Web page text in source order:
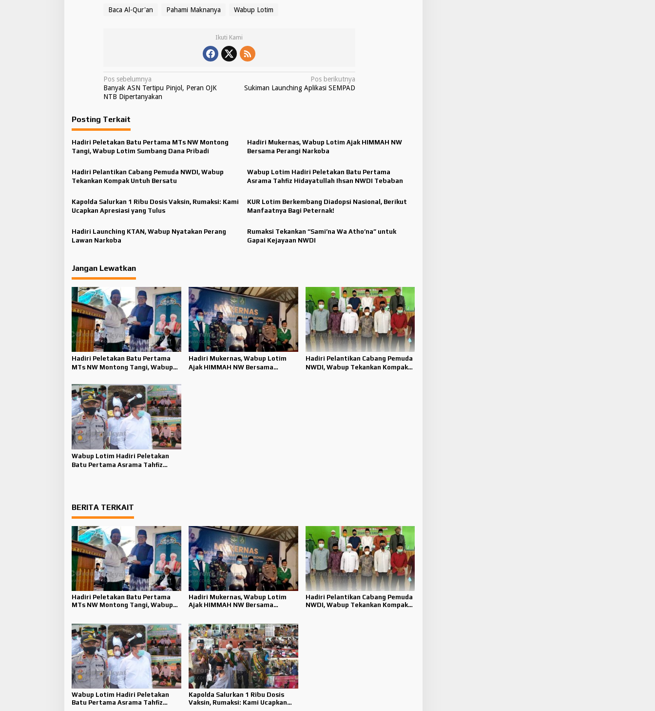
Baca Al-Qur'an Pahami Maknanya Wabup Lotim
Ikuti Kami
N
a
i
a
i
o
s
Pos sebelumnya
Banyak ASN Tertipu Pinjol, Peran OJK
NTB Dipertanyakan
Pos berikutnya
Sukiman Launching Aplikasi SEMPAD
Posting Terkait
Hadiri Peletakan Batu Pertama MTs NW Montong
Tangi, Wabup Lotim Sumbang Dana Pribadi
Hadiri Mukernas, Wabup Lotim Ajak HIMMAH NW
Bersama Perangi Narkoba
Hadiri Pelantikan Cabang Pemuda NWDI, Wabup
Tekankan Kompak Untuh Bersatu
Wabup Lotim Hadiri Peletakan Batu Pertama
Asrama Tahfiz Hidayatullah Ihsan NWDI Tebaban
Kapolda Salurkan 1 Ribu Dosis Vaksin, Rumaksi: Kami
Ucapkan Apresiasi yang Tulus
KUR Lotim Berkembang Diadopsi Nasional, Berikut
Manfaatnya Bagi Peternak!
Hadiri Launching KTAN, Wabup Nyatakan Perang
Lawan Narkoba
Rumaksi Tekankan “Sami’na Wa Atho’na” untuk
Gapai Kejayaan NWDI
Jangan Lewatkan
Hadiri Peletakan Batu Pertama
MTs NW Montong Tangi, Wabup
Hadiri Mukernas, Wabup Lotim
Ajak HIMMAH NW Bersama
Hadiri Pelantikan Cabang Pemuda
NWDI, Wabup Tekankan Kompak
Wabup Lotim Hadiri Peletakan
Batu Pertama Asrama Tahfiz
BERITA TERKAIT
Hadiri Peletakan Batu Pertama
MTs NW Montong Tangi, Wabup
Hadiri Mukernas, Wabup Lotim
Ajak HIMMAH NW Bersama
Hadiri Pelantikan Cabang Pemuda
NWDI, Wabup Tekankan Kompak
Wabup Lotim Hadiri Peletakan
Batu Pertama Asrama Tahfiz
Kapolda Salurkan 1 Ribu Dosis
Vaksin, Rumaksi: Kami Ucapkan